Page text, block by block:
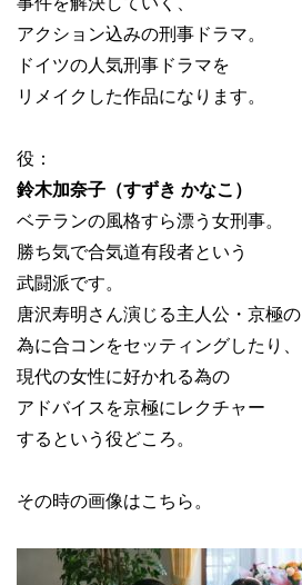
アクション込みの刑事ドラマ。
ドイツの人気刑事ドラマを
リメイクした作品になります。
役：
鈴木加奈子（すずき かなこ）
ベテランの風格すら漂う女刑事。
勝ち気で合気道有段者という
武闘派です。
唐沢寿明さん演じる主人公・京極の
為に合コンをセッティングしたり、
現代の女性に好かれる為の
アドバイスを京極にレクチャー
するという役どころ。
その時の画像はこちら。